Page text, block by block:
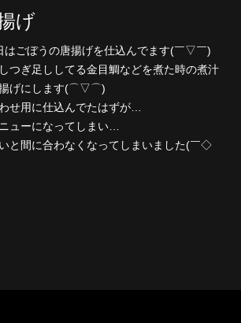
げ
はごぼうの唐揚げを仕込んでます(￣▽￣)
つぎ足ししてる金目鯛などを煮た時の煮汁
揚げにします(⌒▽⌒)
せ用に仕込んでたはずが…
ューになってしまい…
と間に合わなくなってしまいました(￣◇